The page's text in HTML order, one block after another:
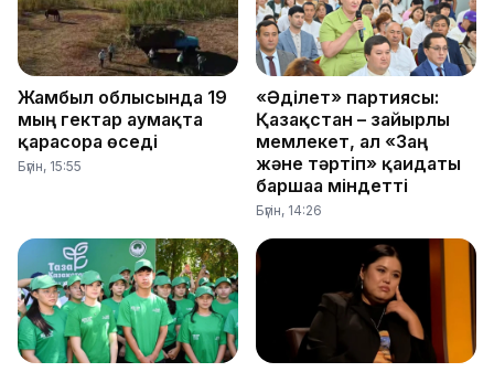
Жамбыл облысында 19
мың гектар аумақта
қарасора өседі
Бүгін, 15:55
«Әділет» партиясы:
Қазақстан – зайырлы
мемлекет, ал «Заң
және тәртіп» қағидаты
баршаға міндетті
Бүгін, 14:26